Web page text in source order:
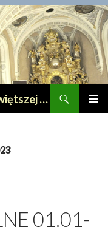
Parafia pw. Wniebowzięcia Najświętszej Maryi Panny w Lipnie
01.01-